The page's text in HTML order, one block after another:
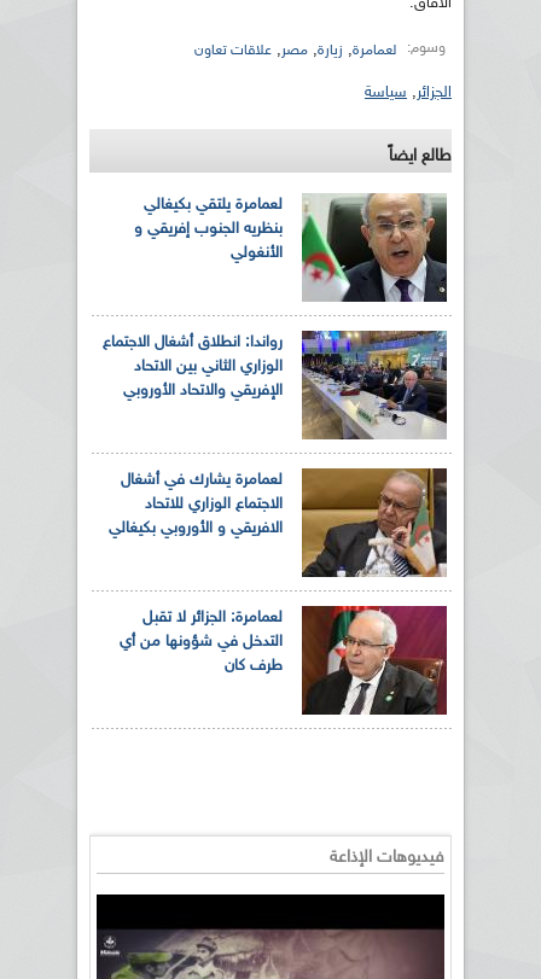
وسوم: لعمامرة, زيارة, مصر, علاقات تعاون
الجزائر, سياسة
طالع ايضاً
لعمامرة يلتقي بكيغالي
بنظريه الجنوب إفريقي و
الأنغولي
رواندا: انطلاق أشغال الاجتماع
الوزاري الثاني بين الاتحاد
الإفريقي والاتحاد الأوروبي
لعمامرة يشارك في أشغال
الاجتماع الوزاري للاتحاد
الافريقي و الأوروبي بكيغالي
لعمامرة: الجزائر لا تقبل
التدخل في شؤونها من أي
طرف كان
فيديوهات الإذاعة